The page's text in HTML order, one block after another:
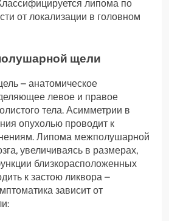
липома по
от локализации в головном
щели
– анатомическое
левое и правое
тела. Асимметрии в
опухолью проводит к
Липома межполушарной
увеличиваясь в размерах,
близкорасположенных
к застою ликвора –
зависит от